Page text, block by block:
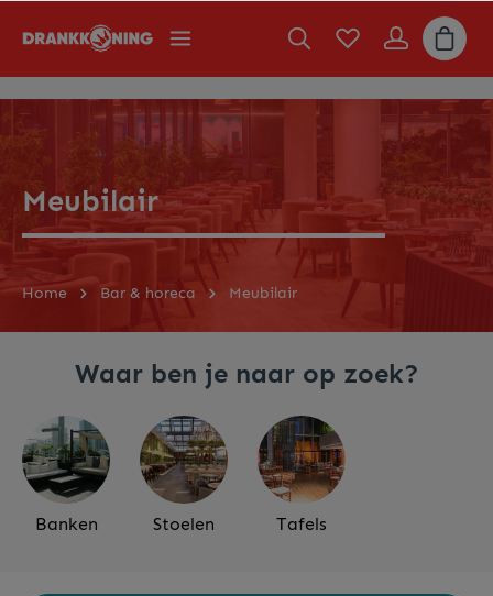
Meubilair
Home Bar & horeca Meubilair
Waar ben je naar op zoek?
Banken Stoelen Tafels